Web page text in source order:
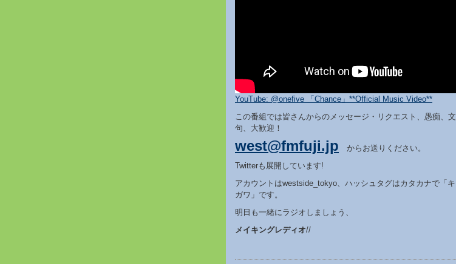
YouTube: @onefive 「Chance」**Official Music Video**
この番組では皆さんからのメッセージ・リクエスト、愚痴、文
句、大歓迎！
west@fmfuji.jp
からお送りください。
Twitterも展開しています!
アカウントはwestside_tokyo、ハッシュタグはカタカナで「キ
ガワ」です。
明日も一緒にラジオしましょう、
メイキングレディオ//